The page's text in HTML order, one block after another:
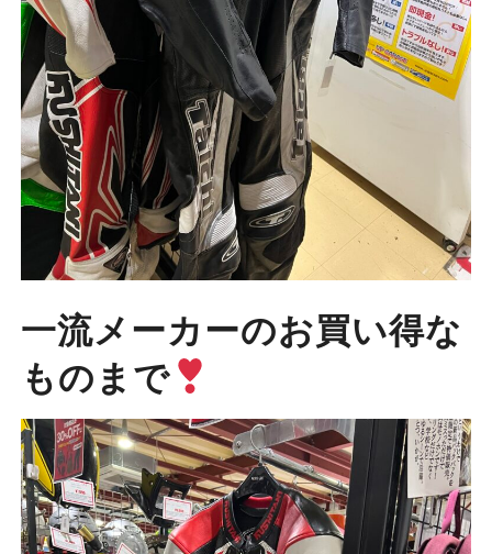
一流メーカーのお買い得な
ものまで